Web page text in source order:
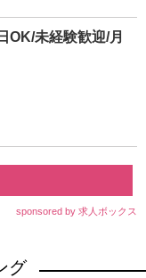
OK/未経験歓迎/月
sponsored by 求人ボックス
グ